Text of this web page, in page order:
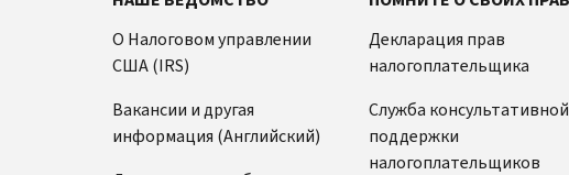
О Налоговом управлении
США (IRS)
Вакансии и другая
информация (Английский)
Декларация прав
налогоплательщика
Служба консультативной
поддержки
налогоплательщиков